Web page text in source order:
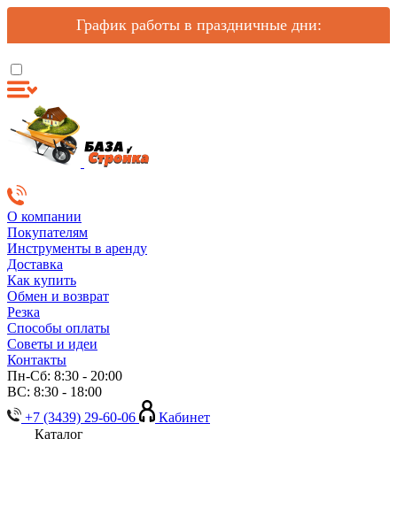
График работы в праздничные дни:
О компании
Покупателям
Инструменты в аренду
Доставка
Как купить
Обмен и возврат
Резка
Способы оплаты
Советы и идеи
Контакты
Пн-Сб: 8:30 - 20:00
ВС: 8:30 - 18:00
+7 (3439) 29-60-06
Кабинет
Каталог